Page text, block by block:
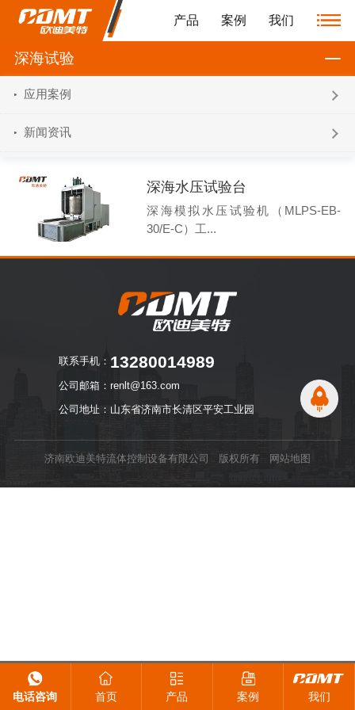
产品 案例 我们
深海试验
应用案例
新闻资讯
深海水压试验台
深海模拟水压试验机（MLPS-EB-
30/E-C）工...
联系手机： 13280014989
公司邮箱：renlt@163.com
公司地址：山东省济南市长清区平安工业园
济南欧迪美特流体控制设备有限公司 版权所有 网站地图
电话咨询 首页 产品 案例 我们